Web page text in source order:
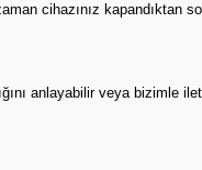
cihazınız kapandıktan
anlayabilir veya bizimle